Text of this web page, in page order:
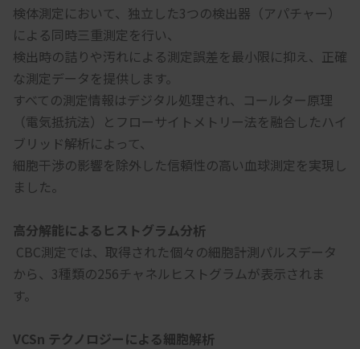
検体測定において、独立した3つの検出器（アパチャー）
による同時三重測定を行い、
検出時の詰りや汚れによる測定誤差を最小限に抑え、正確
な測定データを提供します。
すべての測定情報はデジタル処理され、コールター原理
（電気抵抗法）とフローサイトメトリー法を融合したハイ
ブリッド解析によって、
細胞干渉の影響を除外した信頼性の高い血球測定を実現し
ました。
高分解能によるヒストグラム分析
CBC測定では、取得された個々の細胞計測パルスデータ
から、3種類の256チャネルヒストグラムが表示されま
す。
VCSn テクノロジーによる細胞解析